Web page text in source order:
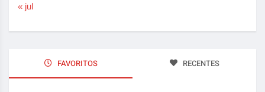
« jul
FAVORITOS RECENTES